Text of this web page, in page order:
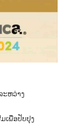
ະຫວ່າງ
ເພື່ອປັບປຸງ